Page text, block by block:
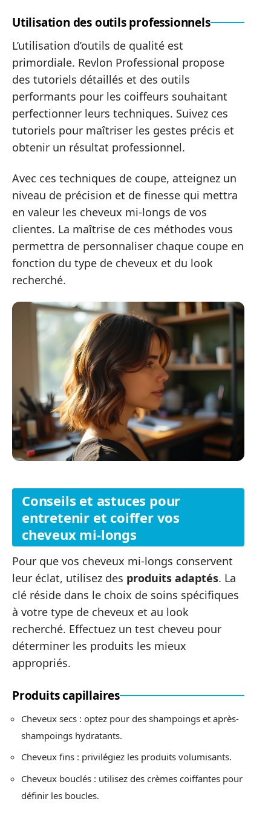
Utilisation des outils professionnels
L’utilisation d’outils de qualité est
primordiale. Revlon Professional propose
des tutoriels détaillés et des outils
performants pour les coiffeurs souhaitant
perfectionner leurs techniques. Suivez ces
tutoriels pour maîtriser les gestes précis et
obtenir un résultat professionnel.
Avec ces techniques de coupe, atteignez un
niveau de précision et de finesse qui mettra
en valeur les cheveux mi-longs de vos
clientes. La maîtrise de ces méthodes vous
permettra de personnaliser chaque coupe en
fonction du type de cheveux et du look
recherché.
Conseils et astuces pour
entretenir et coiffer vos
cheveux mi-longs
Pour que vos cheveux mi-longs conservent
leur éclat, utilisez des produits adaptés. La
clé réside dans le choix de soins spécifiques
à votre type de cheveux et au look
recherché. Effectuez un test cheveu pour
déterminer les produits les mieux
appropriés.
Produits capillaires
Cheveux secs : optez pour des shampoings et après-
shampoings hydratants.
Cheveux fins : privilégiez les produits volumisants.
Cheveux bouclés : utilisez des crèmes coiffantes pour
définir les boucles.